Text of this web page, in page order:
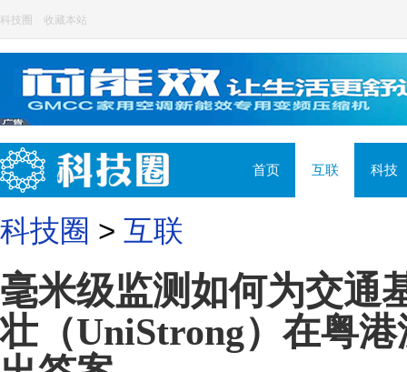
科技圈 收藏本站
首页 互联 科技
科技圈 > 互联
毫米级监测如何为交通
壮（UniStrong）在粤